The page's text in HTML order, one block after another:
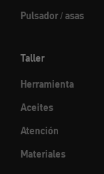
Pulsador / asas
Taller
Herramienta
Aceites
Atención
Materiales